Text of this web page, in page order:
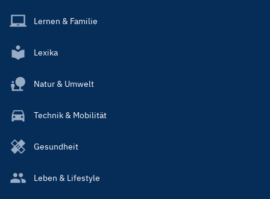
Lernen & Familie
Lexika
Natur & Umwelt
Technik & Mobilität
Gesundheit
Leben & Lifestyle